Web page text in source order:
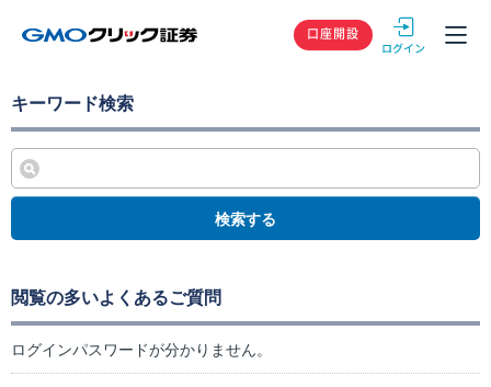
GMOクリック
口座開設
キーワード検索
検索する
閲覧の多いよくあるご質問
ログインパスワードが分かりません。